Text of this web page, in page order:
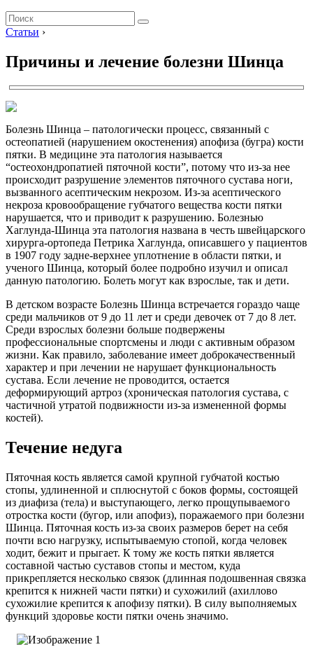
Статьи ›
Причины и лечение болезни Шинца
Болезнь Шинца – патологически процесс, связанный с
остеопатией (нарушением окостенения) апофиза (бугра) кости
пятки. В медицине эта патология называется
“остеохондропатией пяточной кости”, потому что из-за нее
происходит разрушение элементов пяточного сустава ноги,
вызванного асептическим некрозом. Из-за асептического
некроза кровообращение губчатого вещества кости пятки
нарушается, что и приводит к разрушению. Болезнью
Хаглунда-Шинца эта патология названа в честь швейцарского
хирурга-ортопеда Петрика Хаглунда, описавшего у пациентов
в 1907 году задне-верхнее уплотнение в области пятки, и
ученого Шинца, который более подробно изучил и описал
данную патологию. Болеть могут как взрослые, так и дети.
В детском возрасте Болезнь Шинца встречается гораздо чаще
среди мальчиков от 9 до 11 лет и среди девочек от 7 до 8 лет.
Среди взрослых болезни больше подвержены
профессиональные спортсмены и люди с активным образом
жизни. Как правило, заболевание имеет доброкачественный
характер и при лечении не нарушает функциональность
сустава. Если лечение не проводится, остается
деформирующий артроз (хроническая патология сустава, с
частичной утратой подвижности из-за измененной формы
костей).
Течение недуга
Пяточная кость является самой крупной губчатой костью
стопы, удлиненной и сплюснутой с боков формы, состоящей
из диафиза (тела) и выступающего, легко прощупываемого
отростка кости (бугор, или апофиз), поражаемого при болезни
Шинца. Пяточная кость из-за своих размеров берет на себя
почти всю нагрузку, испытываемую стопой, когда человек
ходит, бежит и прыгает. К тому же кость пятки является
составной частью суставов стопы и местом, куда
прикрепляется несколько связок (длинная подошвенная связка
крепится к нижней части пятки) и сухожилий (ахиллово
сухожилие крепится к апофизу пятки). В силу выполняемых
функций здоровье кости пятки очень значимо.